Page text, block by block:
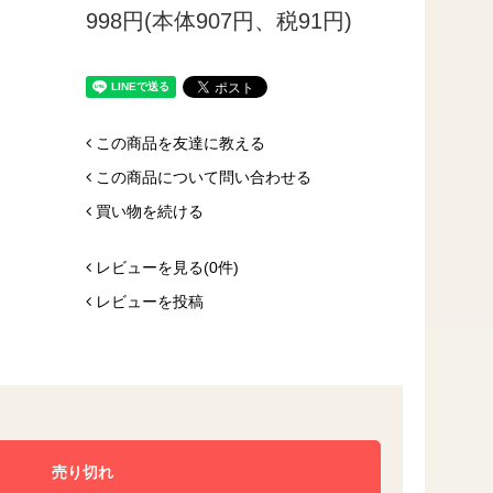
998円(本体907円、税91円)
この商品を友達に教える
この商品について問い合わせる
買い物を続ける
レビューを見る(0件)
レビューを投稿